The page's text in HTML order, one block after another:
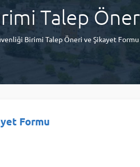
Talep
Birimi Talep Öneri ve Şikayet Formu
Formu